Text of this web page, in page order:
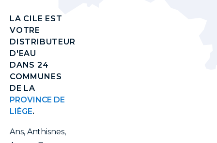
LA CILE EST
VOTRE
DISTRIBUTEUR
D'EAU
DANS 24
COMMUNES
DE LA
PROVINCE DE
LIÈGE.
Ans, Anthisnes,